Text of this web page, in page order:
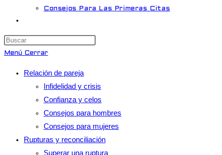
Consejos Para Las Primeras Citas
de
la
web
el
panel
de
búsqueda.
Menú Cerrar
Relación de pareja
Infidelidad y crisis
Confianza y celos
Consejos para hombres
Consejos para mujeres
Rupturas y reconciliación
Superar una ruptura